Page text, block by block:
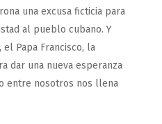
una excusa ficticia para
al pueblo cubano. Y
Papa Francisco, la
dar una nueva esperanza
entre nosotros nos llena